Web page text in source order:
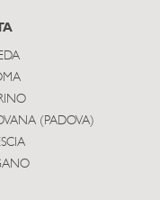
(PADOVA)